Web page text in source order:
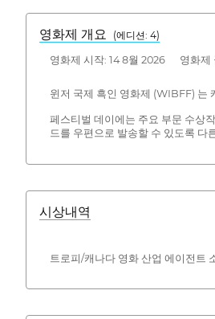
영화제 개요 (에디션: 4)
영화제 시작: 14 8월 2026 영화제
윈저 국제 흑인 영화제 (WIBFF) 는
페스티벌 데이에는 주요 부문 수상
드를 우편으로 발송할 수 있도록 다
시상내역
트로피/캐나다 영화 산업 에이전트